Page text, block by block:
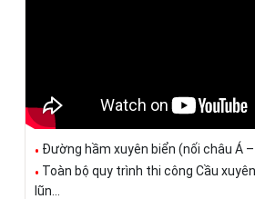
Đường hầm xuyên biển (nối châu Á –
Toàn bộ quy trình thi công Cầu
lũn...